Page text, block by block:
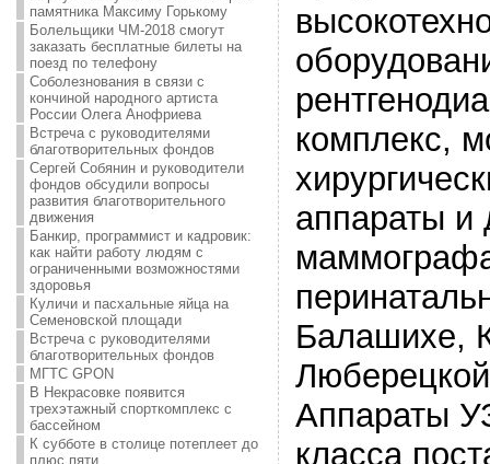
памятника Максиму Горькому
Болельщики ЧМ-2018 смогут
заказать бесплатные билеты на
поезд по телефону
Соболезнования в связи с
кончиной народного артиста
России Олега Анофриева
Встреча с руководителями
благотворительных фондов
Сергей Собянин и руководители
фондов обсудили вопросы
развития благотворительного
движения
Банкир, программист и кадровик:
как найти работу людям с
ограниченными возможностями
здоровья
Куличи и пасхальные яйца на
Семеновской площади
Встреча с руководителями
благотворительных фондов
МГТС GPON
В Некрасовке появится
трехэтажный спорткомплекс с
бассейном
К субботе в столице потеплеет до
плюс пяти
комплекс,
аппараты и
Балашихе,
Аппараты
класса